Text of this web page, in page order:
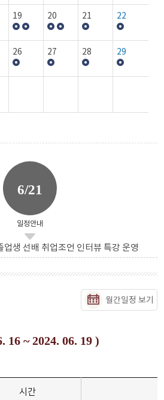
19 20 21 22
26 27 28 29
6/21
일정안내
업생 선배 취업조언 인터뷰 특강 운영
월간일정 보기
16 ~ 2024. 06. 19 )
시간